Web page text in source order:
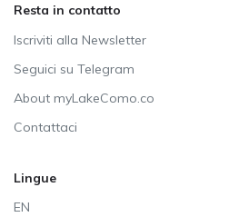
Resta in contatto
Iscriviti alla Newsletter
Seguici su Telegram
About myLakeComo.co
Contattaci
Lingue
EN